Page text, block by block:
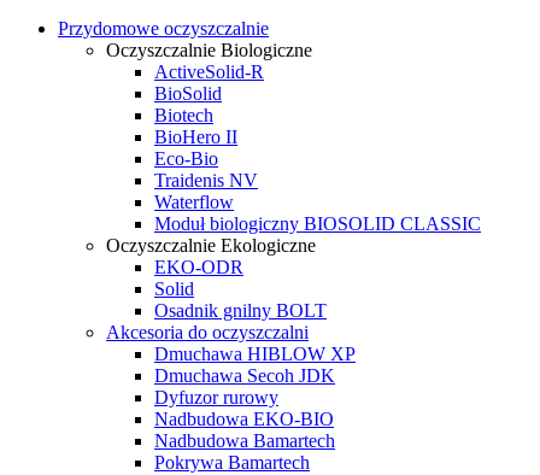
Przydomowe oczyszczalnie
Oczyszczalnie Biologiczne
ActiveSolid-R
BioSolid
Biotech
BioHero II
Eco-Bio
Traidenis NV
Waterflow
Moduł biologiczny BIOSOLID CLASSIC
Oczyszczalnie Ekologiczne
EKO-ODR
Solid
Osadnik gnilny BOLT
Akcesoria do oczyszczalni
Dmuchawa HIBLOW XP
Dmuchawa Secoh JDK
Dyfuzor rurowy
Nadbudowa EKO-BIO
Nadbudowa Bamartech
Pokrywa Bamartech